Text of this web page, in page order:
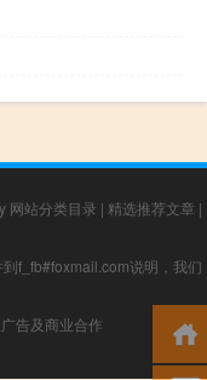
网站分类目录 | 精选推荐文章 |
f_fb#foxmail.com说明，我们
告及商业合作